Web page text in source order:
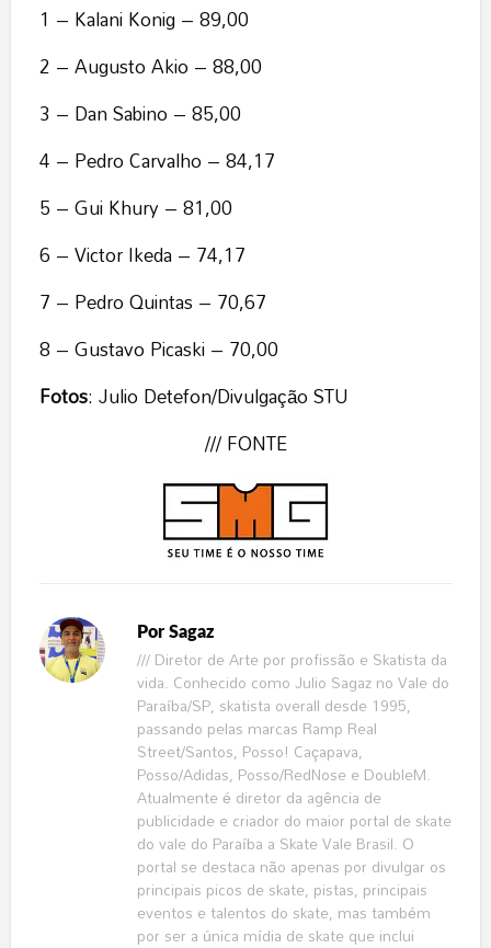
1 – Kalani Konig – 89,00
2 – Augusto Akio – 88,00
3 – Dan Sabino – 85,00
4 – Pedro Carvalho – 84,17
5 – Gui Khury – 81,00
6 – Victor Ikeda – 74,17
7 – Pedro Quintas – 70,67
8 – Gustavo Picaski – 70,00
Fotos: Julio Detefon/Divulgação STU
/// FONTE
Por Sagaz
/// Diretor de Arte por profissão e Skatista da
vida. Conhecido como Julio Sagaz no Vale do
Paraíba/SP, skatista overall desde 1995,
passando pelas marcas Ramp Real
Street/Santos, Posso! Caçapava,
Posso/Adidas, Posso/RedNose e DoubleM.
Atualmente é diretor da agência de
publicidade e criador do maior portal de skate
do vale do Paraíba a Skate Vale Brasil. O
portal se destaca não apenas por divulgar os
principais picos de skate, pistas, principais
eventos e talentos do skate, mas também
por ser a única mídia de skate que inclui